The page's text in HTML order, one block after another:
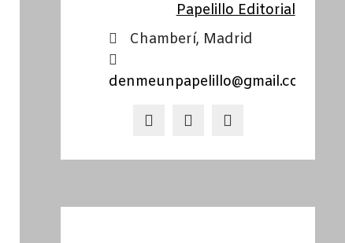
Papelillo Editorial
Chamberí, Madrid
denmeunpapelillo@gmail.com